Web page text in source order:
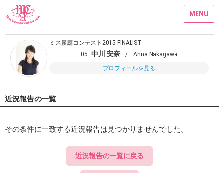
MENU
ミス慶應コンテスト2015 FINALIST
05. 中川 安奈
/ Anna Nakagawa
プロフィールを見る
近況報告の一覧
その条件に一致する近況報告は見つかりませんでした。
近況報告の一覧に戻る